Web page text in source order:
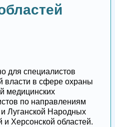
для специалистов
власти в сфере охраны
медицинских
по направлениям
Луганской Народных
и Херсонской областей.